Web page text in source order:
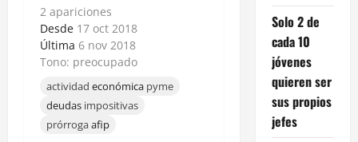
2 apariciones
Desde 17 oct 2018
Última 6 nov 2018
Tono: preocupado
actividad económica pyme
deudas impositivas
prórrogaafip
Solo 2 de
cada 10
jóvenes
quieren ser
sus propios
jefes